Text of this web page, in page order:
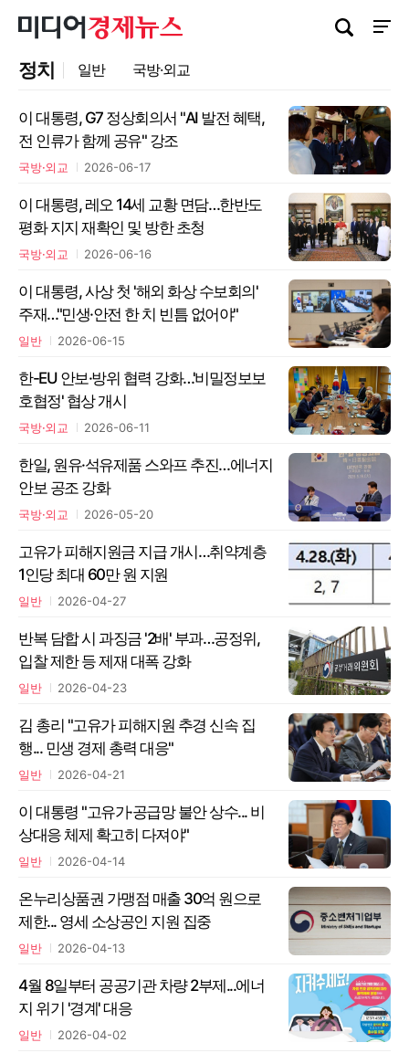
사이
검색창 열기
정치 일반 국방·외교
이 대통령, G7 정상회의서 "AI 발전 혜택,
전 인류가 함께 공유" 강조
국방·외교 2026-06-17
이 대통령, 레오 14세 교황 면담…한반도
평화 지지 재확인 및 방한 초청
국방·외교 2026-06-16
이 대통령, 사상 첫 '해외 화상 수보회의'
주재…"민생·안전 한 치 빈틈 없어야"
일반 2026-06-15
한-EU 안보·방위 협력 강화…'비밀정보보
호협정' 협상 개시
국방·외교 2026-06-11
한일, 원유·석유제품 스와프 추진…에너지
안보 공조 강화
국방·외교 2026-05-20
고유가 피해지원금 지급 개시…취약계층
1인당 최대 60만 원 지원
일반 2026-04-27
반복 담합 시 과징금 '2배' 부과…공정위,
입찰 제한 등 제재 대폭 강화
일반 2026-04-23
김 총리 "고유가 피해지원 추경 신속 집
행... 민생 경제 총력 대응"
일반 2026-04-21
이 대통령 "고유가·공급망 불안 상수... 비
상대응 체제 확고히 다져야"
일반 2026-04-14
온누리상품권 가맹점 매출 30억 원으로
제한... 영세 소상공인 지원 집중
일반 2026-04-13
4월 8일부터 공공기관 차량 2부제...에너
지 위기 '경계' 대응
일반 2026-04-02